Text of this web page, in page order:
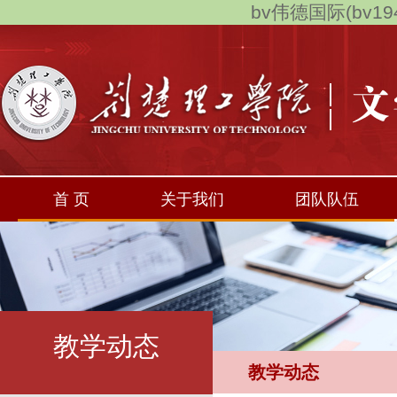
bv伟德国际
首 页 关于我们 团队队伍
教学动态
教学动态